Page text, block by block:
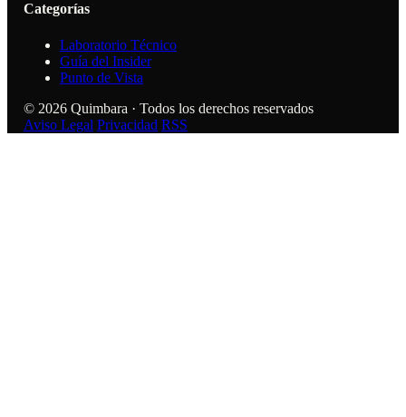
Categorías
Laboratorio Técnico
Guía del Insider
Punto de Vista
© 2026 Quimbara · Todos los derechos reservados
Aviso Legal Privacidad RSS